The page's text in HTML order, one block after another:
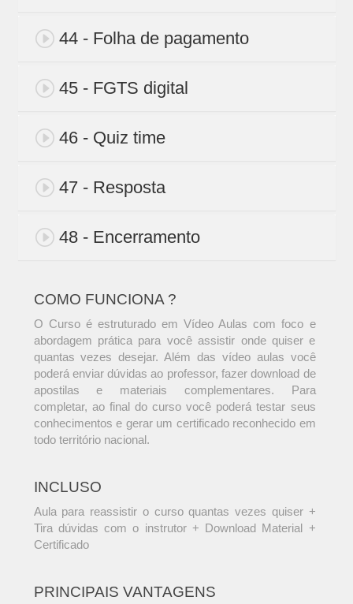
44 - Folha de pagamento
45 - FGTS digital
46 - Quiz time
47 - Resposta
48 - Encerramento
COMO FUNCIONA ?
O Curso é estruturado em Vídeo Aulas com foco e
abordagem prática para você assistir onde quiser e
quantas vezes desejar. Além das vídeo aulas você
poderá enviar dúvidas ao professor, fazer download de
apostilas e materiais complementares. Para
completar, ao final do curso você poderá testar seus
conhecimentos e gerar um certificado reconhecido em
todo território nacional.
INCLUSO
Aula para reassistir o curso quantas vezes quiser +
Tira dúvidas com o instrutor + Download Material +
Certificado
PRINCIPAIS VANTAGENS